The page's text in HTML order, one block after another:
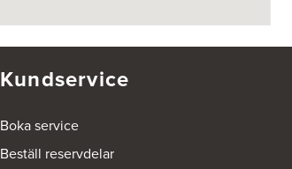
Kundservice
Boka service
Beställ reservdelar